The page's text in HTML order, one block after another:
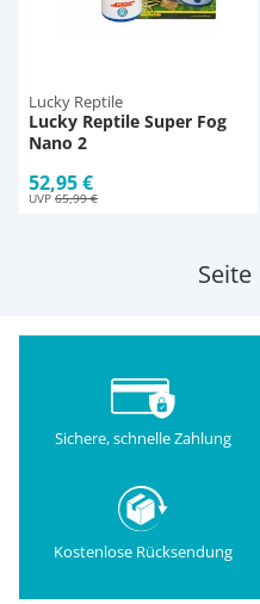
Lucky Reptile
Lucky Reptile Super Fog
Nano 2
52,95 €
UVP65,99 €
Seite
Sichere, schnelle Zahlung
Kostenlose Rücksendung